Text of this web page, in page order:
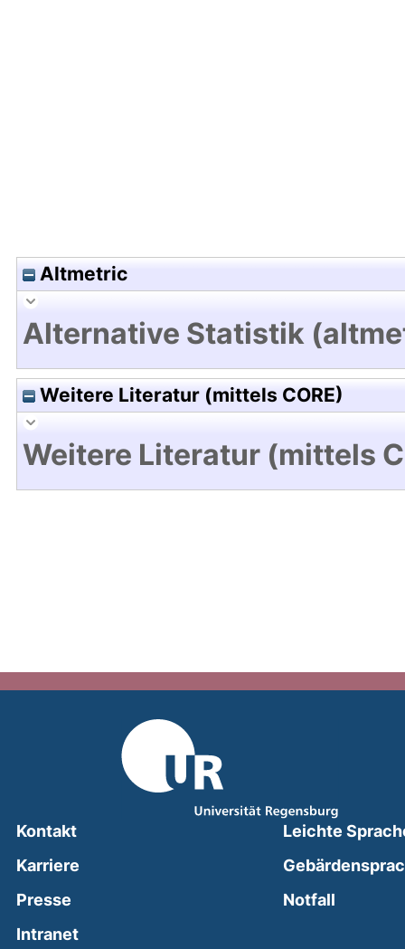
Altmetric
Alternative Statistik
Weitere Literatur (mittels CORE)
Weitere Literatur (mittels
Kontakt
Karriere
Presse
Intranet(external link, opens in a new window)
Leichte
Notfall